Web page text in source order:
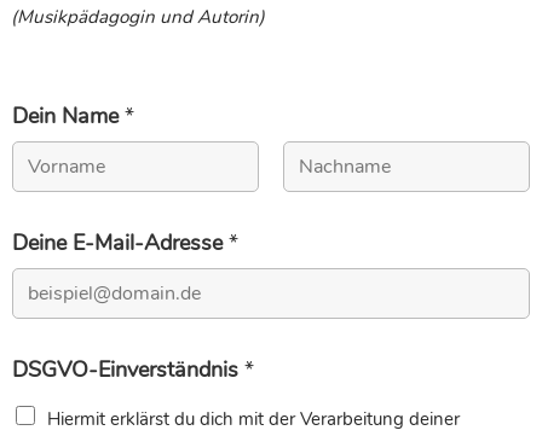
(Musikpädagogin und Autorin)
Dein Name*
Deine E-Mail-Adresse*
DSGVO-Einverständnis *
Hiermit erklärst du dich mit der Verarbeitung deiner